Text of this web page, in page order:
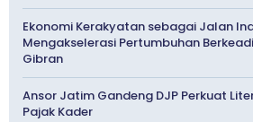
Ekonomi Kerakyatan sebagai Jalan
Mengakselerasi Pertumbuhan
Gibran
Ansor Jatim Gandeng DJP Perkuat
Pajak Kader